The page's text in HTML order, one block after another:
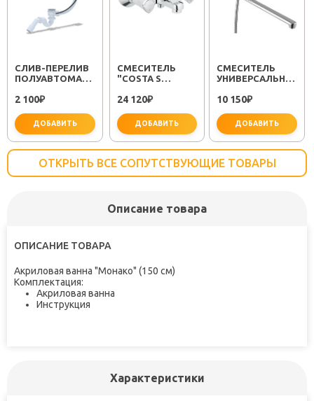
CЛИВ-ПЕРЕЛИВ
ПОЛУАВТОМАТ
2 100₽
ДОБАВИТЬ
не забудьте купить
СМЕСИТЕЛЬ
"COSTA S
24 120₽
ДОБАВИТЬ
СМЕСИТЕЛЬ
УНИВЕРСАЛЬНЫЙ
LM1151C"
10 150₽
ДОБАВИТЬ
ОТКРЫТЬ ВСЕ СОПУТСТВУЮЩИЕ ТОВАРЫ
Описание товара
ОПИСАНИЕ ТОВАРА
Акриловая ванна "Монако" (150 см)
Комплектация:
Акриловая ванна
Инструкция
Характеристики